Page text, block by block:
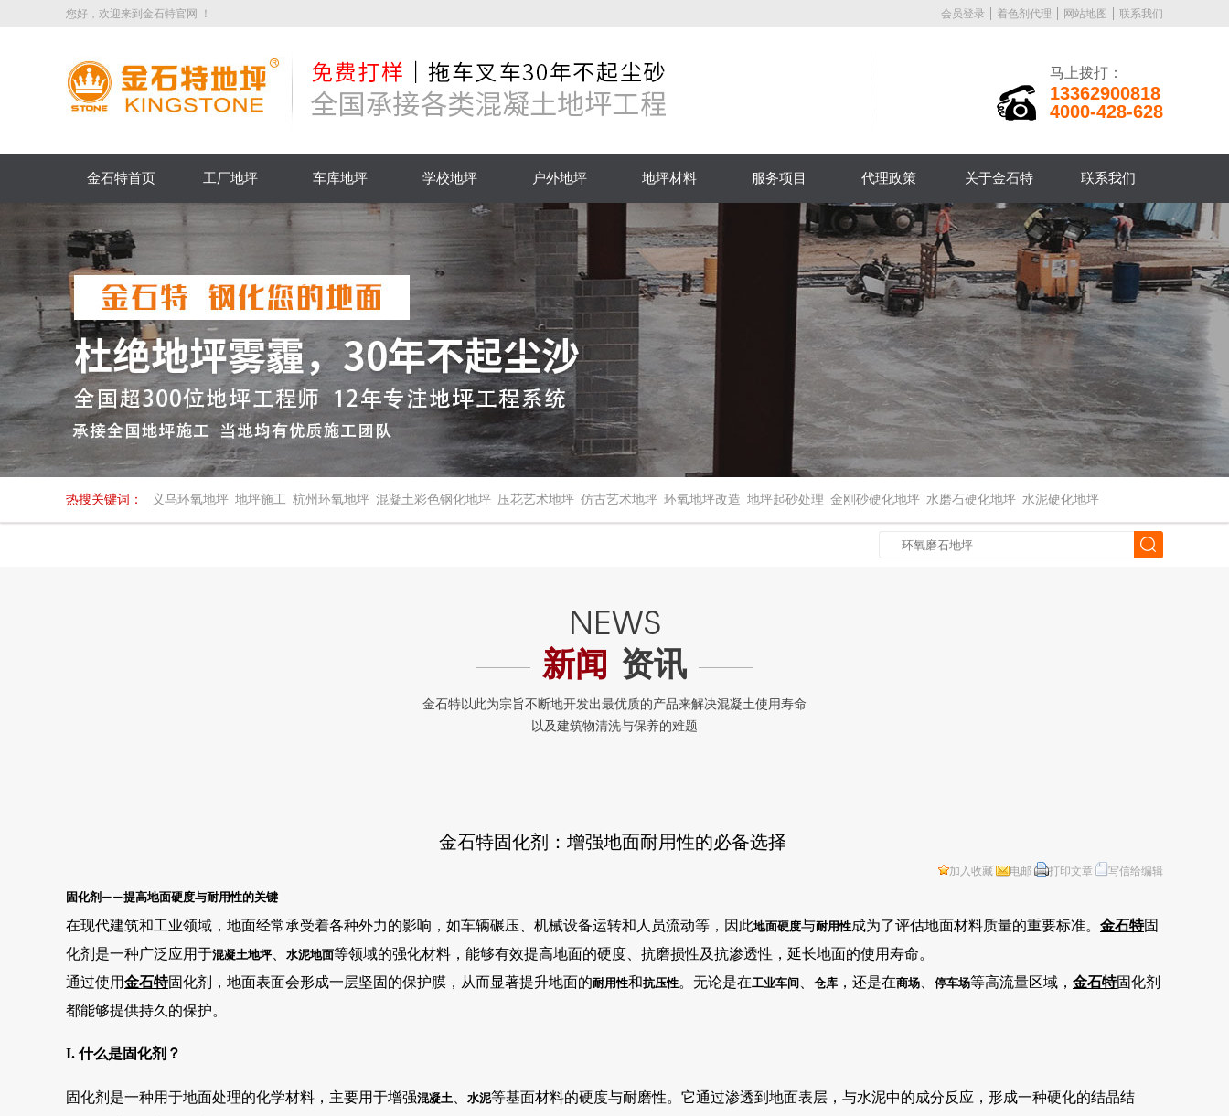
您好，欢迎来到金石特官网 ！ 会员登录 着色剂代理 网站地图 联系我们
马上拨打：
13362900818
4000-428-628
金石特首页 工厂地坪 车库地坪 学校地坪 户外地坪 地坪材料 服务项目 代理政策 关于金石特 联系我们
热搜关键词： 义乌环氧地坪 地坪施工 杭州环氧地坪 混凝土彩色钢化地坪 压花艺术地坪 仿古艺术地坪 环氧地坪改造 地坪起砂处理 金刚砂硬化地坪 水磨石硬化地坪 水泥硬化地坪
新闻 资讯
金石特固化剂：增强地面耐用性的必备选择
加入收藏 电邮 打印文章 写信给编辑
固化剂 ——提高地面硬度与耐用性的关键
在现代建筑和工业领域，地面经常承受着各种外力的影响，如车辆碾压、机械设备运转和人员流动等，因此地面硬度与耐用性成为了评估地面材料质量的重要标准。 金石特固
化剂是一种广泛应用于混凝土地坪、 水泥地面等领域的强化材料，能够有效提高地面的硬度、抗磨损性及抗渗透性，延长地面的使用寿命。
通过使用金石特固化剂，地面表面会形成一层坚固的保护膜，从而显著提升地面的耐用性和抗压性。无论是在工业车间 仓库 ，还是在商场 停车场等高流量区域， 金石特固化剂
都能够提供持久的保护。
I. 什么是固化剂？
固化剂是一种用于地面处理的化学材料，主要用于增强混凝土 水泥等基面材料的硬度与耐磨性。它通过渗透到地面表层，与水泥中的成分反应，形成一种硬化的结晶结